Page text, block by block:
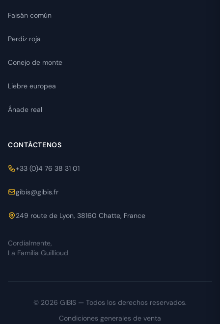
Faisán común
Perdiz roja
Conejo de monte
Liebre europea
Ánade real
CONTÁCTENOS
+33 (0)4 76 38 31 01
gibis@gibis.fr
249 route de Lyon, 38160 Chatte, France
Cordialmente,
La Familia Guillioud
© 2026 GIBIS — Todos los derechos reservados.
Condiciones generales de venta